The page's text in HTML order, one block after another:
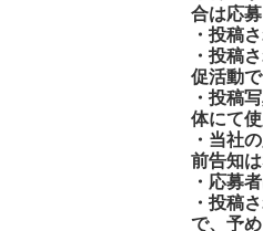
合は応
・投稿
・投稿
促活動
・投稿
体にて
・当社
前告知
・応募
・投稿
で、予